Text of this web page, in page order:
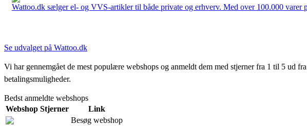
Wattoo.dk sælger el- og VVS-artikler til både private og erhverv. Med over 100.000
Se udvalget på Wattoo.dk
Vi har gennemgået de mest populære webshops og anmeldt dem med stjerner fra 1 til 5 ud
betalingsmuligheder.
Bedst anmeldte webshops
Webshop Stjerner
Link
Besøg webshop